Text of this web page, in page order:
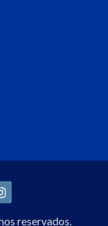
reservados.